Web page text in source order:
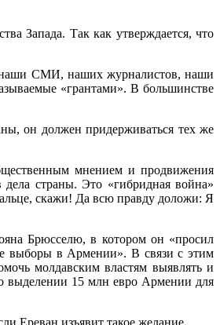
Запада. Так как утверждается, что
наши СМИ, наших журналистов, наши
«грантами». В большинстве
он должен придерживаться тех же
мнением и продвижения
страны. Это «гибридная война»
скажи! Да всю правду доложи: Я
Брюсселю, в котором он «просил
выборы в Армении». В связи с этим
молдавским властям выявлять и
выделении 15 млн евро Армении для
Ереван изъявит такое желание.